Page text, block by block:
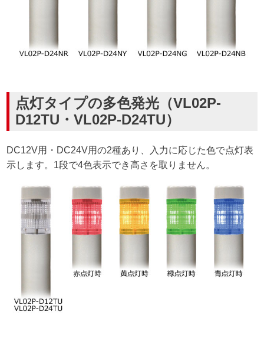
点灯タイプの多色発光（VL02P-
D12TU・VL02P-D24TU）
DC12V用・DC24V用の2種あり、入力に応じた色で点灯表
示します。1段で4色表示でき高さを取りません。